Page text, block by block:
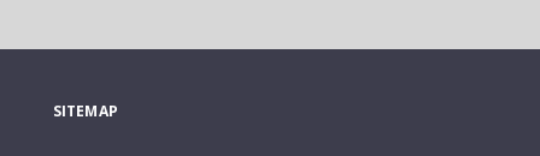
SITEMAP